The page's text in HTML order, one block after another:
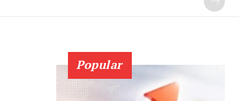
Popular